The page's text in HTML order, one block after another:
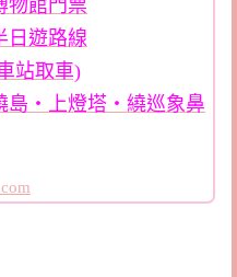
物館門票
日遊路線
站取車)
島・上燈塔・繞巡象鼻